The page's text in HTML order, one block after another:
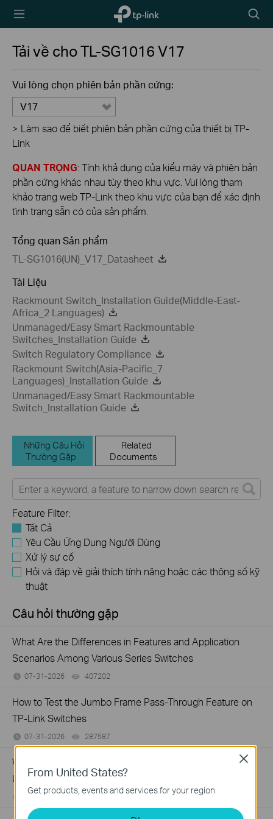
TP-Link,
Reliably
Biểu
tượng
Tải về choTL-SG1016V17
Vui lòng chọn phiên bản phần cứng:
V17
> Làm sao để biết phiên bản phần cứng của thiết bị TP-
Link
QUAN TRỌNG: Tính khả dụng của kiểu máy và phiên bản
phần cứng khác nhau tùy theo khu vực. Vui lòng tham
khảo trang web TP-Link theo khu vực của bạn để xác định
tình trạng sẵn có của sản phẩm.
Tổng quan Sản phẩm
TL-SG1016(UN)_V17_Datasheet
Tài Liệu
Rackmount Switch_Installation Guide(Middle-East-
Africa_2 Languages)
Unmanaged/Easy Smart Rackmountable
Switches_Installation Guide
Switch Regulatory Compliance
Rackmount Switch(Asia-Pacific_7
Languages)_Installation Guide
Unmanaged/Easy Smart Rackmountable
Switch_Installation Guide
Những Câu Hỏi
Thường Gặp
Related
Documents
Feature Filter:
Tất Cả
Yêu Cầu Ứng Dụng Người Dùng
Xử lý sự cố
Hỏi và đáp về giải thích tính năng hoặc các thông số kỹ
thuật
Câu hỏi thường gặp
What Are the Differences in Features and Application
Scenarios Among Various Series Switches
07-31-2026 407202
How to Test the Jumbo Frame Pass-Through Feature on
TP-Link Switches
07-31-2026 287587
Why Are the Ethernet LED Indicators Off on My TP-Link
Unmanaged Switch?
07-17-2026
From United States?
Get products, events and services for your region.
Close